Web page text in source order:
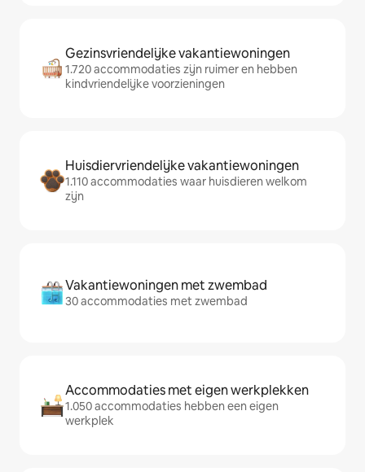
Gezinsvriendelijke vakantiewoningen
1.720 accommodaties zijn ruimer en hebben
kindvriendelijke voorzieningen
Huisdiervriendelijke vakantiewoningen
1.110 accommodaties waar huisdieren welkom
zijn
Vakantiewoningen met zwembad
30 accommodaties met zwembad
Accommodaties met eigen werkplekken
1.050 accommodaties hebben een eigen
werkplek